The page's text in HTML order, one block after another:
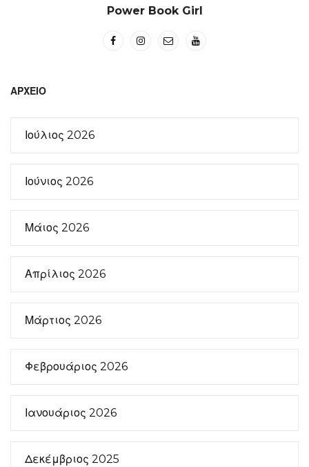
Power Book Girl
ΑΡΧΕΊΟ
Ιούλιος 2026
Ιούνιος 2026
Μάιος 2026
Απρίλιος 2026
Μάρτιος 2026
Φεβρουάριος 2026
Ιανουάριος 2026
Δεκέμβριος 2025